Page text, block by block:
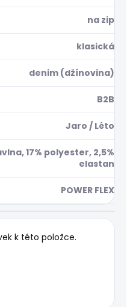
na zip
klasická
denim (džínovina)
B2B
Jaro / Léto
17% polyester, 2,5%
elastan
POWER FLEX
k této položce.